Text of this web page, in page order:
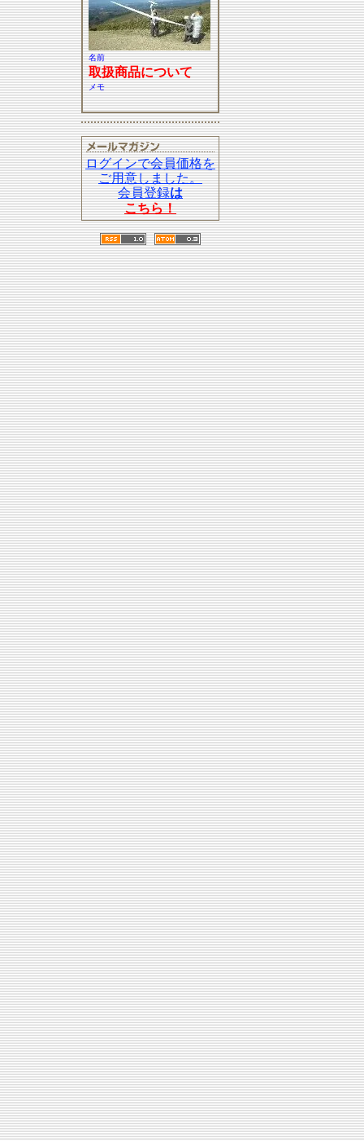
名前
取扱商品について
メモ
ログインで会員価格を
ご用意しました。
会員登録は
こちら！